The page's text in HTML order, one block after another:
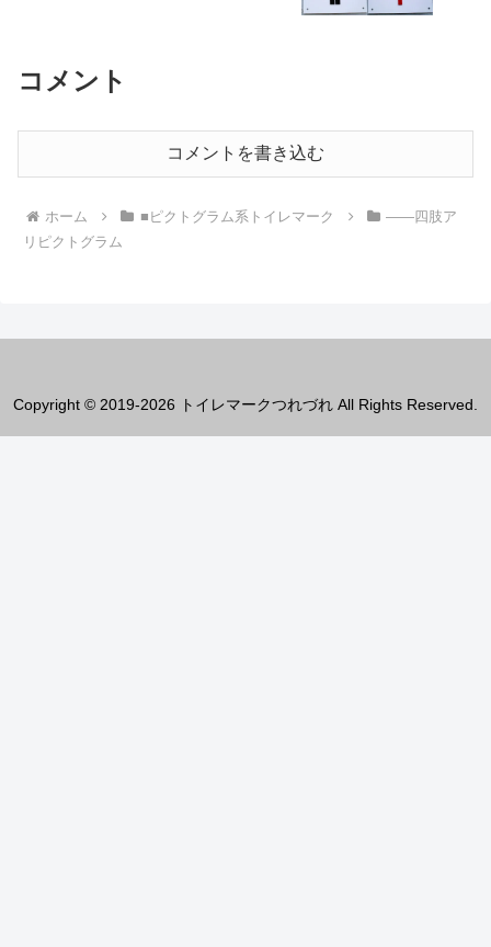
コメント
コメントを書き込む
ホーム ■ピクトグラム系トイレマーク
――四肢ア
リピクトグラム
Copyright © 2019-2026 トイレマークつれづれ All Rights Reserved.